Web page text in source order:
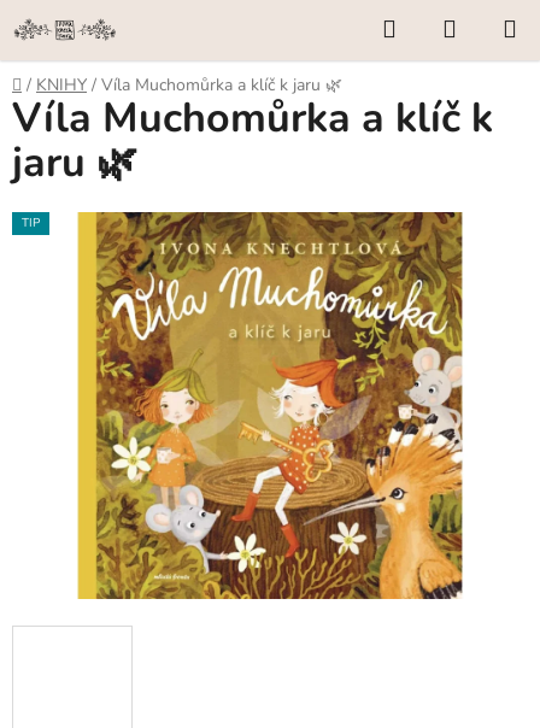
Přejít
na
obsah
Hledat
KOŠÍK
Domů
/ KNIHY / Víla Muchomůrka a klíč k jaru 🌿
Víla Muchomůrka a klíč k
jaru 🌿
TIP